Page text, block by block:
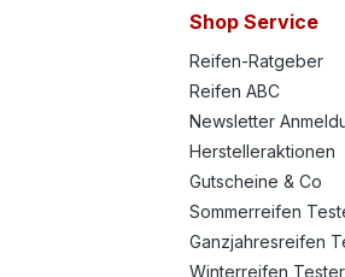
Shop Service
Reifen-Ratgeber
Reifen ABC
Newsletter
Herstelleraktionen
Gutscheine & Co
Sommerreifen
Ganzjahresreifen
Winterreifen